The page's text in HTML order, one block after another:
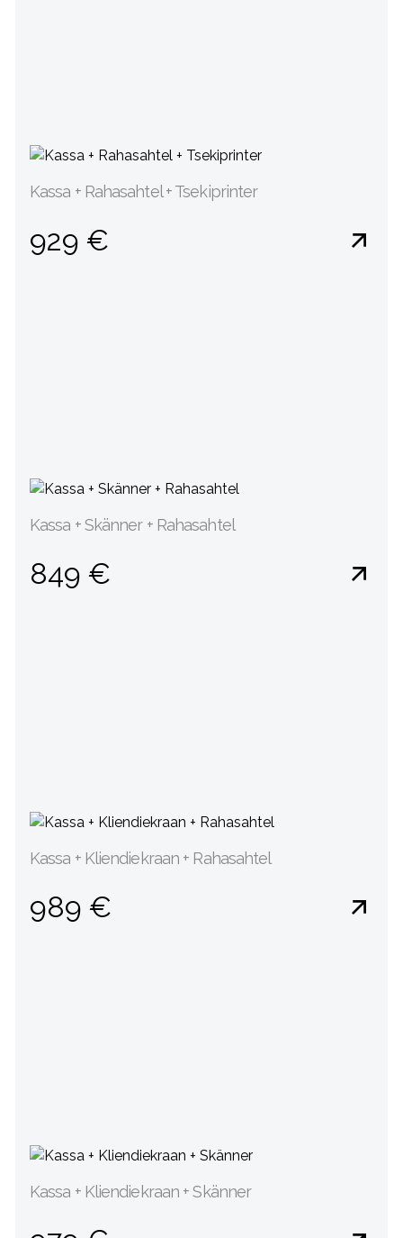
Kassa + Rahasahtel + Tsekiprinter
929 €
Kassa + Skänner + Rahasahtel
849 €
Kassa + Kliendiekraan + Rahasahtel
989 €
Kassa + Kliendiekraan + Skänner